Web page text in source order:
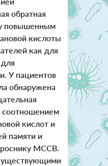
обратная
повышенным
кислоты
как для
У пациентов
обнаружена
кислот и
памяти и
MCCB.